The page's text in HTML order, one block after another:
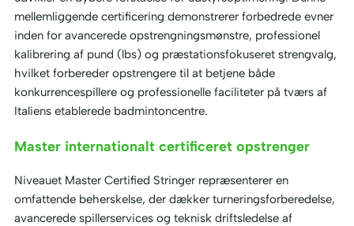
mellemliggende certificering demonstrerer forbedrede evner
inden for avancerede opstrengningsmønstre, professionel
kalibrering af pund (lbs) og præstationsfokuseret strengvalg,
hvilket forbereder opstrengere til at betjene både
konkurrencespillere og professionelle faciliteter på tværs af
Italiens etablerede badmintoncentre.
Master internationalt certificeret opstrenger
Niveauet Master Certified Stringer repræsenterer en
omfattende beherskelse, der dækker turneringsforberedelse,
avancerede spillerservices og teknisk driftsledelse af